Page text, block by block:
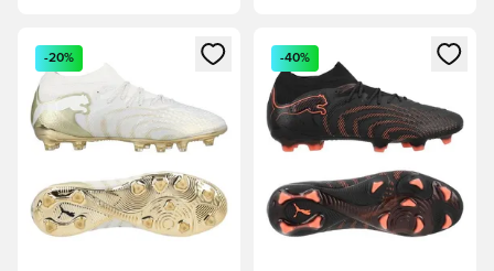
Öppnar en Modal för att logga in eller registrera dig som
-20%
Öppnar en Modal för att
-40%